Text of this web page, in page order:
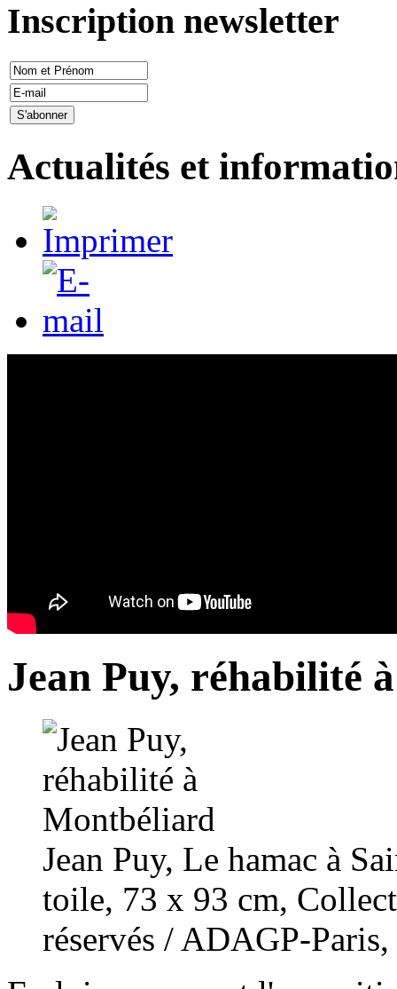
Inscription newsletter
Actualités et
Jean Puy, réhabilité
Jean Puy, Le hamac à
toile, 73 x 93 cm,
réservés / ADAGP-